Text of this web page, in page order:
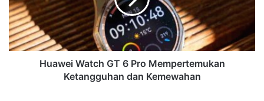
Huawei Watch GT 6 Pro Mempertemukan
Ketangguhan dan Kemewahan